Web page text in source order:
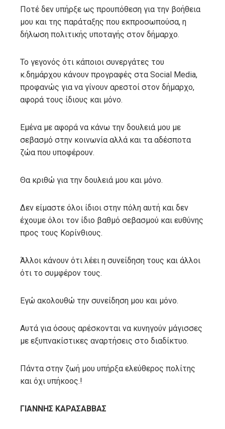
Ποτέ δεν υπήρξε ως προυπόθεση για την βοήθεια
μου και της παράταξης που εκπροσωπούσα, η
δήλωση πολιτικής υποταγής στον δήμαρχο.
Το γεγονός ότι κάποιοι συνεργάτες του
κ.δημάρχου κάνουν προγραφές στα Social Media,
προφανώς για να γίνουν αρεστοί στον δήμαρχο,
αφορά τους ίδιους και μόνο.
Εμένα με αφορά να κάνω την δουλειά μου με
σεβασμό στην κοινωνία αλλά και τα αδέσποτα
ζώα που υποφέρουν.
Θα κριθώ για την δουλειά μου και μόνο.
Δεν είμαστε όλοι ίδιοι στην πόλη αυτή και δεν
έχουμε όλοι τον ίδιο βαθμό σεβασμού και ευθύνης
προς τους Κορίνθιους.
Άλλοι κάνουν ότι λέει η συνείδηση τους και άλλοι
ότι το συμφέρον τους.
Εγώ ακολουθώ την συνείδηση μου και μόνο.
Αυτά για όσους αρέσκονται να κυνηγούν μάγισσες
με εξυπνακίστικες αναρτήσεις στο διαδίκτυο.
Πάντα στην ζωή μου υπήρξα ελεύθερος πολίτης
και όχι υπήκοος.!
ΓΙΑΝΝΗΣ ΚΑΡΑΣΑΒΒΑΣ